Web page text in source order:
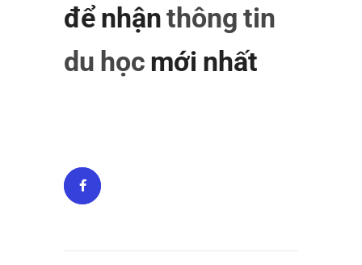
để nhậnthông tin
du học mới nhất